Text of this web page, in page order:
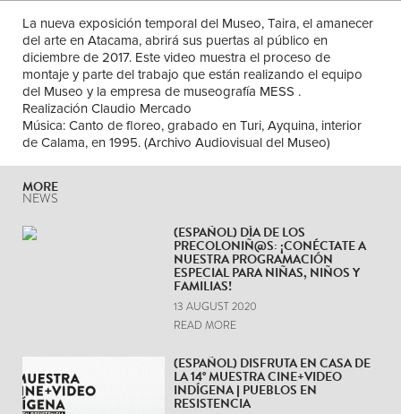
La nueva exposición temporal del Museo, Taira, el amanecer
del arte en Atacama, abrirá sus puertas al público en
diciembre de 2017. Este video muestra el proceso de
montaje y parte del trabajo que están realizando el equipo
del Museo y la empresa de museografía MESS .
Realización Claudio Mercado
Música: Canto de floreo, grabado en Turi, Ayquina, interior
de Calama, en 1995. (Archivo Audiovisual del Museo)
MORE
NEWS
(ESPAÑOL) DÍA DE LOS
PRECOLONIÑ@S: ¡CONÉCTATE A
NUESTRA PROGRAMACIÓN
ESPECIAL PARA NIÑAS, NIÑOS Y
FAMILIAS!
13 AUGUST 2020
READ MORE
(ESPAÑOL) DISFRUTA EN CASA DE
LA 14° MUESTRA CINE+VIDEO
INDÍGENA | PUEBLOS EN
RESISTENCIA